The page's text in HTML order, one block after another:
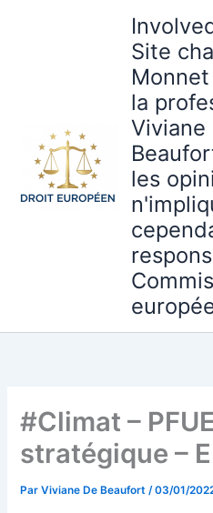
Site
la
Viviane
les
#Climat –
stratégique –
ParViviane De Beaufort/03/01/